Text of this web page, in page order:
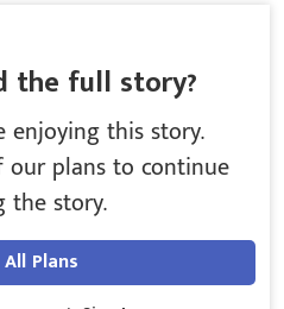
the full story?
enjoying this story.
our plans to continue
the story.
Plans